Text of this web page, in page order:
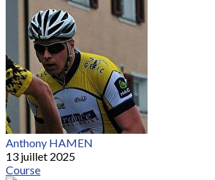
Anthony HAMEN
13 juillet 2025
Course